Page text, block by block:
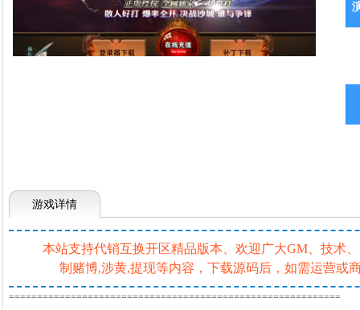
游戏详情
本站支持代销互换开区精品版本、欢迎广大GM、技术
制赌博,涉黄,提现等内容，下载源码后，如需运营或
===========================================================